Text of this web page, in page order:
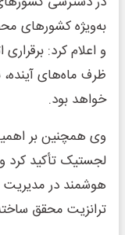
به‌ویژه کشورهای
و اعلام کرد:
ظرف ماه‌های آینده،
خواهد بود.
وی همچنین بر
لجستیک تأکید کرد
هوشمند در مدیریت
ترانزیت محقق